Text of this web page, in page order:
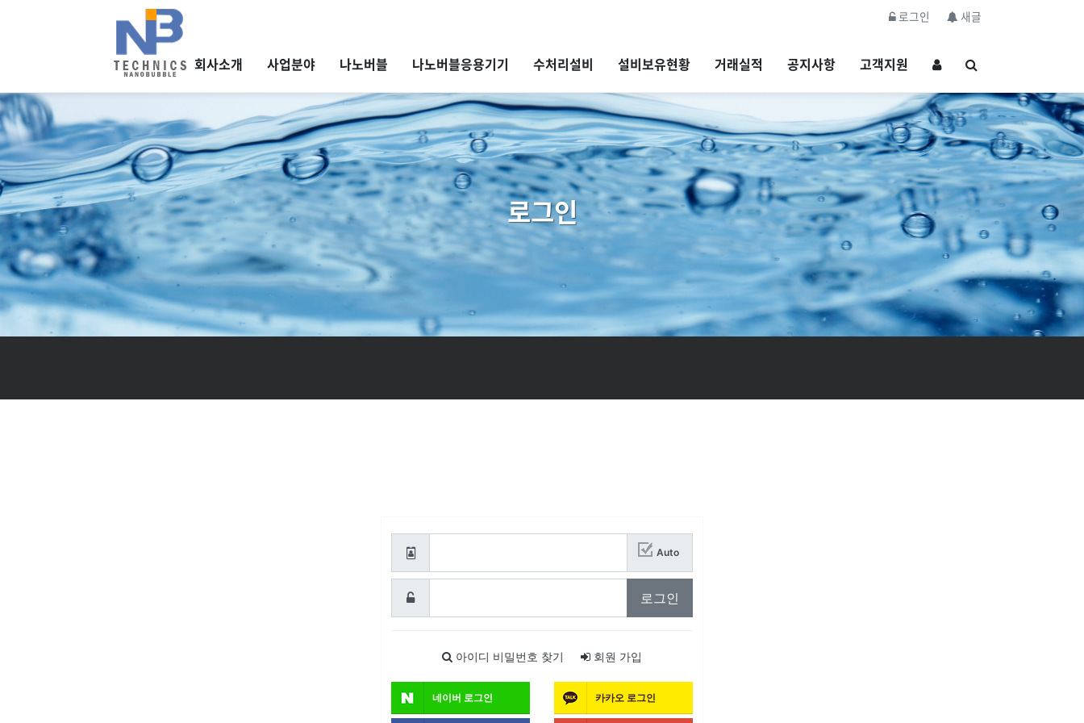
로그인 새글
회사소개 사업분야 나노버블 나노버블응용기기 수처리설비 설비보유현황 거래실적 공지사항 고객지원
로그인
로그인
회원로그인
필수
Auto
필수
로그인
아이디 비밀번호 찾기 회원 가입
소셜계정으로 로그인
네이버 로그인 카카오 로그인